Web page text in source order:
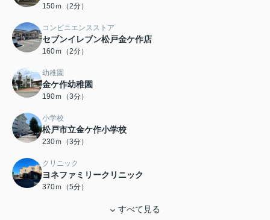
150ｍ（2分）
コンビニエンスストア
セブンイレブン松戸金ケ作店
160ｍ（2分）
幼稚園
金ケ作幼稚園
190ｍ（3分）
小学校
松戸市立金ケ作小学校
230ｍ（3分）
クリニック
ヨネファミリークリニック
370ｍ（5分）
すべて見る